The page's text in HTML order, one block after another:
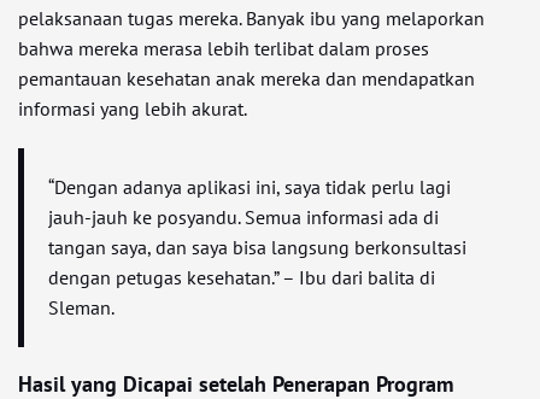
pelaksanaan tugas mereka. Banyak ibu yang melaporkan
bahwa mereka merasa lebih terlibat dalam proses
pemantauan kesehatan anak mereka dan mendapatkan
informasi yang lebih akurat.
“Dengan adanya aplikasi ini, saya tidak perlu lagi
jauh-jauh ke posyandu. Semua informasi ada di
tangan saya, dan saya bisa langsung berkonsultasi
dengan petugas kesehatan.” – Ibu dari balita di
Sleman.
Hasil yang Dicapai setelah Penerapan Program